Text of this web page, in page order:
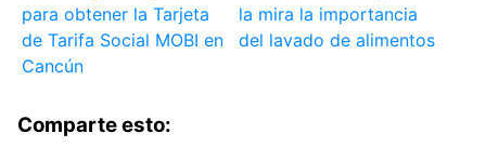
para obtener la Tarjeta
de Tarifa Social MOBI en
Cancún
la mira la importancia
del lavado de alimentos
Comparte esto: